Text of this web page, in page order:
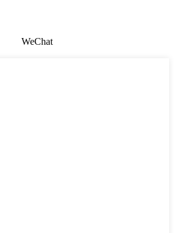
WeChat